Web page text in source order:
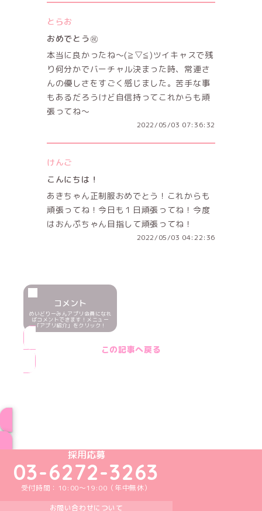
とらお
おめでとう㊗
本当に良かったね〜(≧▽≦)ツイキャスで残
り何分かでバーチャル決まった時、常連さ
んの優しさをすごく感じました。苦手な事
もあるだろうけど自信持ってこれからも頑
張ってね～
2022/05/03 07:36:32
けんご
こんにちは！
あきちゃん正制服おめでとう！これからも
頑張ってね！今日も１日頑張ってね！今度
はおんぷちゃん目指して頑張ってね！
2022/05/03 04:22:36
コメント
めいどりーみんアプリ会員になれ
ばコメントできます！メニュー
「アプリ紹介」をクリック！
この記事へ戻る
めいどりーみんTikTok公式アカウント
めいどりーみんX公式アカウント
めいどりーみんInstagram公式アカウント
めいどりーみんFacebook公式アカウン
めいどりーみんYouTube公式アカ
採用応募
03-6272-3263
受付時間：10:00～19:00（年中無休）
お問い合わせについて